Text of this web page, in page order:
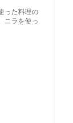
った料理の
ニラを使っ